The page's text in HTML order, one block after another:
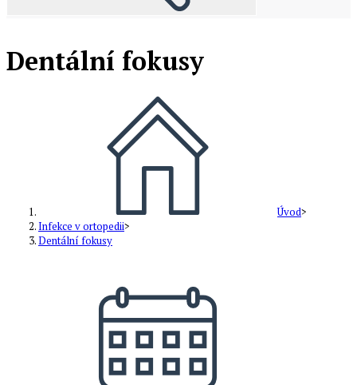
Dentální fokusy
Úvod>
Infekce v ortopedii>
Dentální fokusy